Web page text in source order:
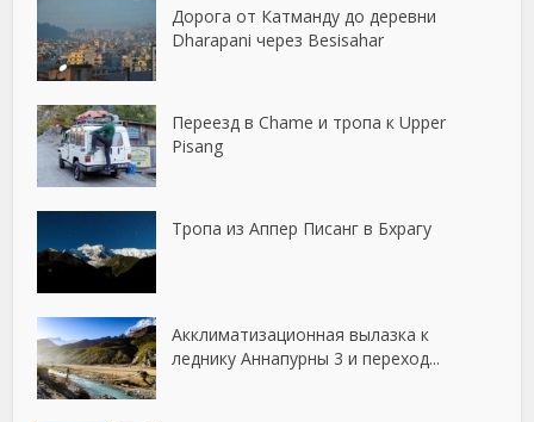
Дорога от Катманду до деревни
Dharapani через Besisahar
Переезд в Chame и тропа к Upper
Pisang
Тропа из Аппер Писанг в Бхрагу
Акклиматизационная вылазка к
леднику Аннапурны 3 и переход...